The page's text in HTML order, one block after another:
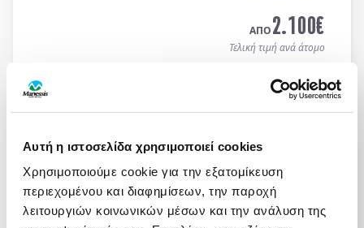
Αυτή η ιστοσελίδα χρησιμοποιεί cookies
Χρησιμοποιούμε cookie για την εξατομίκευση
περιεχομένου και διαφημίσεων, την παροχή
λειτουργιών κοινωνικών μέσων και την ανάλυση της
ΑΠΟ2.100€
Τελική τιμή ανά άτομο
ΑΤΟΜΙΚΟ ΤΑΞΙΔΙ ΜΕ ΣΑΦΑΡΙ ΣΤΗΝ ΚΕΝΥΑ &
Πληροφορίες
Αναχωρήσεις
13 ημέρες / 10 νύχτες αεροπορικώς σε Ναϊρόμπι -